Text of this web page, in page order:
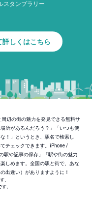
スタンプラリー
詳しくはこちら
辺の街の魅力を発見できる無料サ
所があるんだろう？」「いつも使
！」というとき、駅名で検索し
チェックできます。iPhone /
駅や記事の保存」「駅や街の魅力
しめます。全国の駅と街で、あな
出逢い）がありますように！
。
。